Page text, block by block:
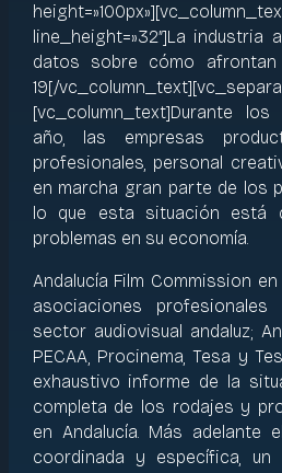
line_height=»32″]La industria
datos sobre cómo
19[/
[vc_column_text]Durante
año, las empresas
profesionales, personal
en marcha gran parte de los
lo que esta situación está
problemas en su economía.
Andalucía Film Commission
asociaciones
sector audiovisual andaluz;
PECAA, Procinema, Tesa y
exhaustivo informe de la
completa de los rodajes y
en Andalucía. Más adelante
coordinada y específica,